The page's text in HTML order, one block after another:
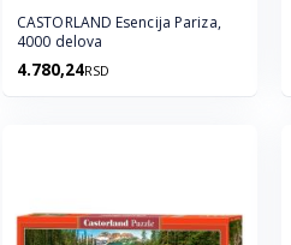
CASTORLAND Esencija Pariza,
4000 delova
4.780,24RSD